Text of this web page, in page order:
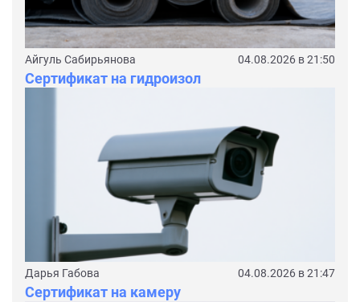
Айгуль Сабирьянова 04.08.2026 в 21:50
Сертификат на гидроизол
Дарья Габова 04.08.2026 в 21:47
Сертификат на камеру